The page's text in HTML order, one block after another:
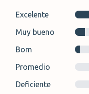
Excelente
Muy bueno
Bom
Promedio
Deficiente